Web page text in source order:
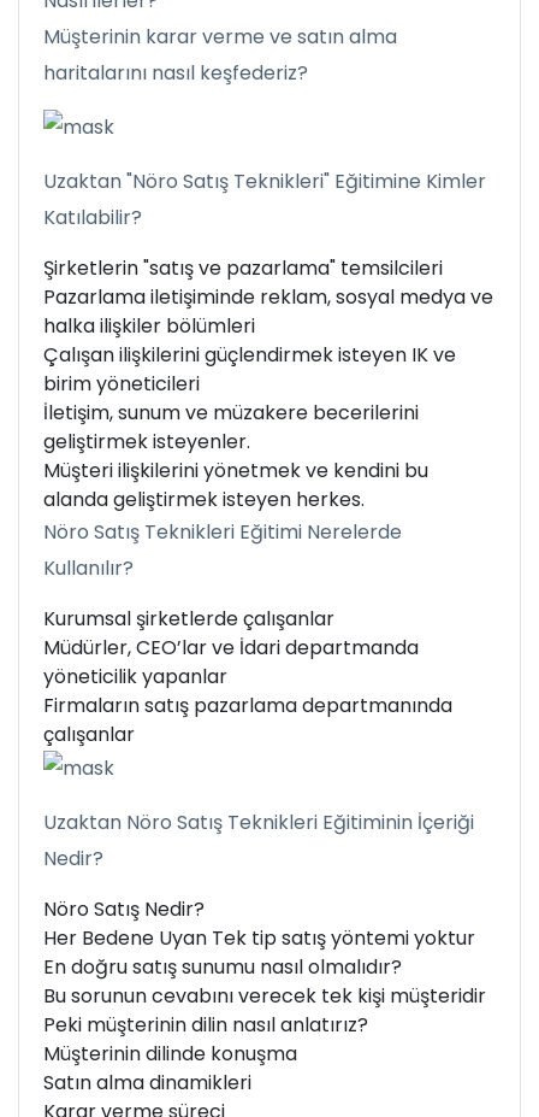
Müşterinin karar verme ve satın alma
haritalarını nasıl keşfederiz?
Uzaktan "Nöro Satış Teknikleri" Eğitimine Kimler
Katılabilir?
Şirketlerin "satış ve pazarlama" temsilcileri
Pazarlama iletişiminde reklam, sosyal medya ve
halka ilişkiler bölümleri
Çalışan ilişkilerini güçlendirmek isteyen IK ve
birim yöneticileri
İletişim, sunum ve müzakere becerilerini
geliştirmek isteyenler.
Müşteri ilişkilerini yönetmek ve kendini bu
alanda geliştirmek isteyen herkes.
Nöro Satış Teknikleri Eğitimi Nerelerde
Kullanılır?
Kurumsal şirketlerde çalışanlar
Müdürler, CEO’lar ve İdari departmanda
yöneticilik yapanlar
Firmaların satış pazarlama departmanında
çalışanlar
Uzaktan Nöro Satış Teknikleri Eğitiminin İçeriği
Nedir?
Nöro Satış Nedir?
Her Bedene Uyan Tek tip satış yöntemi yoktur
En doğru satış sunumu nasıl olmalıdır?
Bu sorunun cevabını verecek tek kişi müşteridir
Peki müşterinin dilin nasıl anlatırız?
Müşterinin dilinde konuşma
Satın alma dinamikleri